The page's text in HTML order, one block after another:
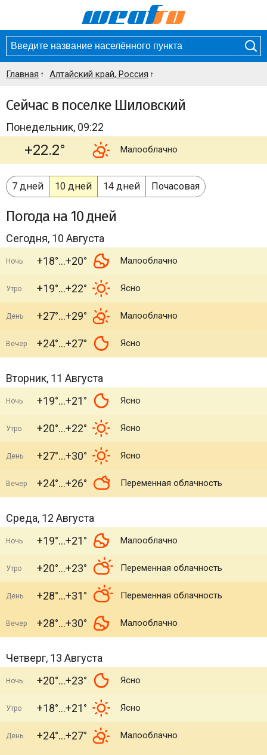
Главная Алтайский край, Россия
Сейчас в поселке Шиловский
Понедельник, 09:22
+22.2° Малооблачно
7 дней 10 дней 14 дней Почасовая
Погода на 10 дней
Сегодня, 10 Августа
Ночь +18° +20° Малооблачно
Утро +19° +22° Ясно
День +27° +29° Малооблачно
Вечер +24° +27° Ясно
Вторник, 11 Августа
Ночь +19° +21° Ясно
Утро +20° +22° Ясно
День +27° +30° Ясно
Вечер +24° +26° Переменная облачность
Среда, 12 Августа
Ночь +19° +21° Малооблачно
Утро +20° +23° Переменная облачность
День +28° +31° Переменная облачность
Вечер +28° +30° Малооблачно
Четверг, 13 Августа
Ночь +20° +23° Ясно
Утро +18° +21° Ясно
День +24° +27° Малооблачно